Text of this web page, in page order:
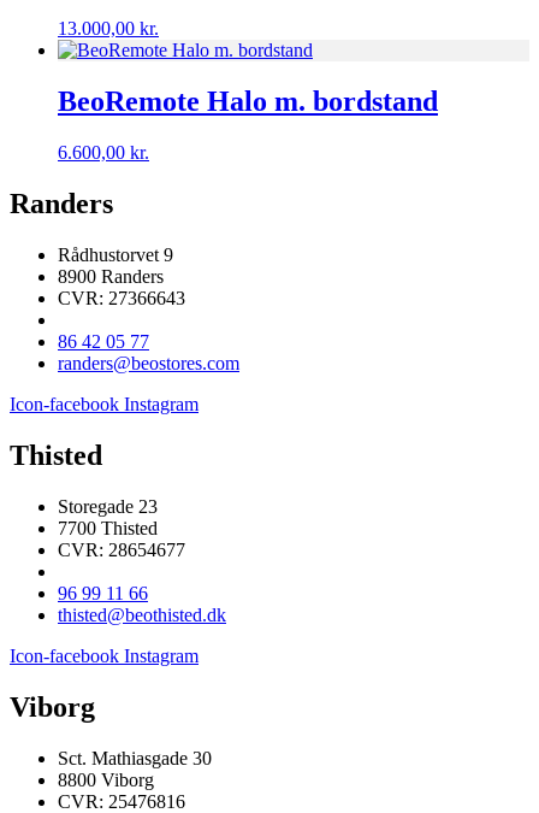
13.000,00 kr.
BeoRemote Halo m. bordstand
6.600,00 kr.
Randers
Rådhustorvet 9
8900 Randers
CVR: 27366643
86 42 05 77
randers@beostores.com
Icon-facebook Instagram
Thisted
Storegade 23
7700 Thisted
CVR: 28654677
96 99 11 66
thisted@beothisted.dk
Icon-facebook Instagram
Viborg
Sct. Mathiasgade 30
8800 Viborg
CVR: 25476816